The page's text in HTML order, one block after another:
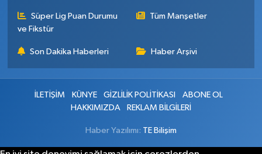
Süper Lig Puan Durumu
ve Fikstür
Tüm Manşetler
Son Dakika Haberleri Haber Arşivi
İLETİŞİM KÜNYE GİZLİLİK POLİTİKASI
ABONE OL
HAKKIMIZDA
REKLAM BİLGİLERİ
Haber Yazılımı: TE Bilişim